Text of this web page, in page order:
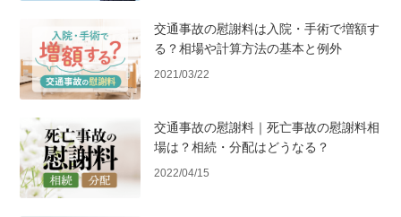
交通事故の慰謝料は入院・手術で増額す
る？相場や計算方法の基本と例外
2021/03/22
交通事故の慰謝料｜死亡事故の慰謝料相
場は？相続・分配はどうなる？
2022/04/15